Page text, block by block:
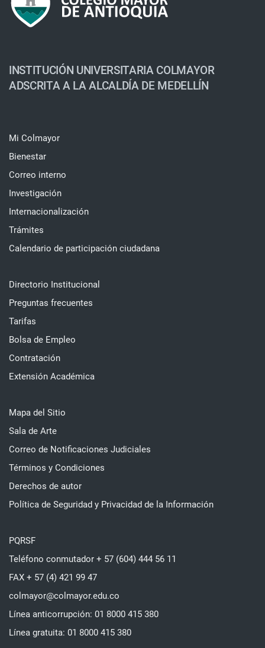
INSTITUCIÓN UNIVERSITARIA COLMAYOR
ADSCRITA A LA ALCALDÍA DE MEDELLÍN
Mi Colmayor
Bienestar
Correo interno
Investigación
Internacionalización
Trámites
Calendario de participación ciudadana
Directorio Institucional
Preguntas frecuentes
Tarifas
Bolsa de Empleo
Contratación
Extensión Académica
Mapa del Sitio
Sala de Arte
Correo de Notificaciones Judiciales
Términos y Condiciones
Derechos de autor
Política de Seguridad y Privacidad de la Información
PQRSF
Teléfono conmutador + 57 (604) 444 56 11
FAX + 57 (4) 421 99 47
colmayor@colmayor.edu.co
Línea anticorrupción: 01 8000 415 380
Línea gratuita: 01 8000 415 380